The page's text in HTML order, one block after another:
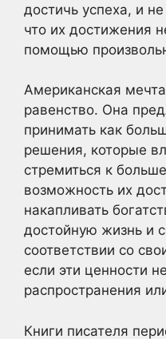
достичь успеха, и
что их достижения
помощью
Американская
равенство. Она
принимать как
решения, которые
стремиться к
возможность их
накапливать
достойную жизнь и
соответствии со
если эти ценности
распространения
Книги писателя